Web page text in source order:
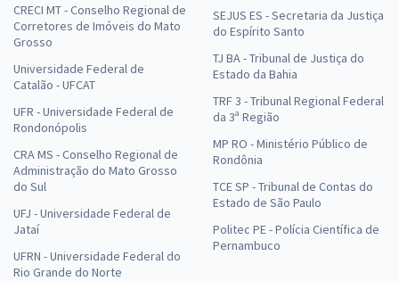
CRECI MT - Conselho Regional de
Corretores de Imóveis do Mato
Grosso
Universidade Federal de
Catalão - UFCAT
UFR - Universidade Federal de
Rondonópolis
CRA MS - Conselho Regional de
Administração do Mato Grosso
do Sul
UFJ - Universidade Federal de
Jataí
UFRN - Universidade Federal do
Rio Grande do Norte
SEJUS ES - Secretaria da Justiça
do Espírito Santo
TJ BA - Tribunal de Justiça do
Estado da Bahia
TRF 3 - Tribunal Regional Federal
da 3ª Região
MP RO - Ministério Público de
Rondônia
TCE SP - Tribunal de Contas do
Estado de São Paulo
Politec PE - Polícia Científica de
Pernambuco